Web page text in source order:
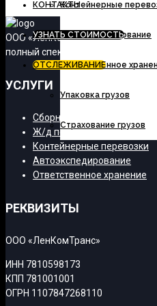
Контейнерные
Автоэкспедирование
Ответственное
Упаковка грузов
Страхование грузов
КОНТАКТЫ
УЗНАТЬ СТОИМОСТЬ
ОТСЛЕЖИВАНИЕ
ООО «ЛенКомТранс»
полный спектр транспортно-
УСЛУГИ
Сборные грузы
Ж/д перевозки
Контейнерные перевозки
Автоэкспедирование
Ответственное хранение
РЕКВИЗИТЫ
ООО «ЛенКомТранс»
ИНН 7810598173
КПП 781001001
ОГРН 1107847268110